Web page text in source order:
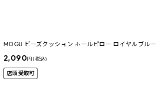
MOGU ビーズクッション ホールピロー ロイヤルブルー
2,090円 (税込)
店頭受取可